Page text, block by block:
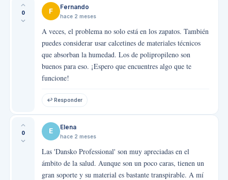
0 F Fernando
hace 2 meses
A veces, el problema no solo está en los zapatos. También
puedes considerar usar calcetines de materiales técnicos
que absorban la humedad. Los de polipropileno son
buenos para eso. ¡Espero que encuentres algo que te
funcione!
↩ Responder
0 E Elena
hace 2 meses
Las 'Dansko Professional' son muy apreciadas en el
ámbito de la salud. Aunque son un poco caras, tienen un
gran soporte y su material es bastante transpirable. A mí